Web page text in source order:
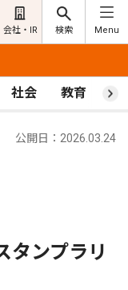
会社・IR 検索 Menu
社会 教育 ス
公開日：2026.03.24
タンプラリ